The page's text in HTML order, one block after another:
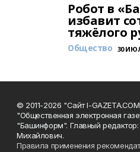
Робот в
избавит
тяжёлого
Общество 30
© 2011-2026 "Сайт I-
"Общественная электронная
"Башинформ". Главный
Михайлович.
Правила применения